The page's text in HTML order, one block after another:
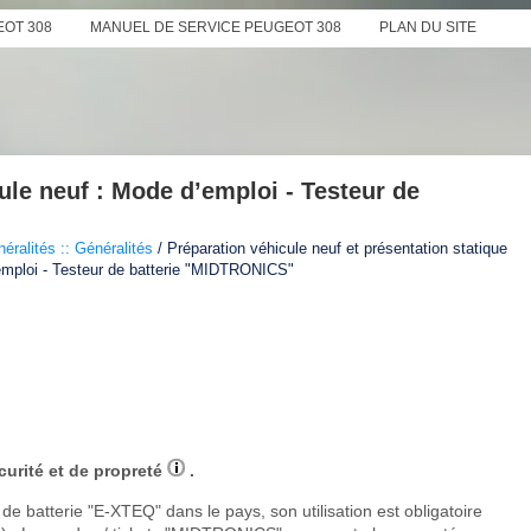
308 MANUEL DE SERVICE PEUGEOT 308 PLAN DU SITE
neuf : Mode d’emploi - Testeur de
:: Généralités / Préparation véhicule neuf et présentation statique
- Testeur de batterie "MIDTRONICS"
et de propreté .
batterie "E-XTEQ" dans le pays, son utilisation est obligatoire